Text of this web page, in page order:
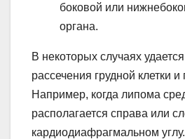
боковой или
органа.
В некоторых случаях
рассечения грудной клетки
Например, когда липома
располагается справа или
кардиодиафрагмальном